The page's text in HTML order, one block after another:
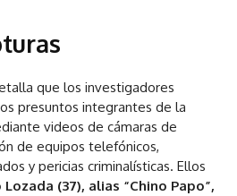
que los investigadores
presuntos integrantes de la
videos de cámaras de
de equipos telefónicos,
y pericias criminalísticas. Ellos
(37), alias “Chino Papo”,